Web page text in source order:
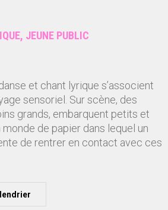
JEUNE PUBLIC
et chant lyrique s’associent
sensoriel. Sur scène, des
grands, embarquent petits et
de papier dans lequel un
de rentrer en contact avec ces